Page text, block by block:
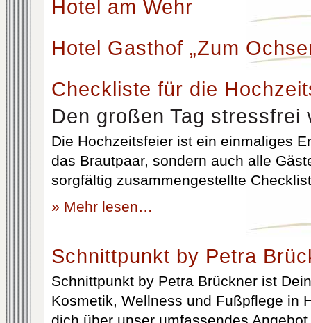
Hotel am Wehr
Hotel Gasthof „Zum
Checkliste für die
Den großen Tag stressfrei
Die Hochzeitsfeier ist ein einmaliges
das Brautpaar, sondern auch alle
sorgfältig zusammengestellte
» Mehr lesen…
Schnittpunkt by Petra
Schnittpunkt by Petra Brückner ist
Kosmetik, Wellness und Fußpflege in